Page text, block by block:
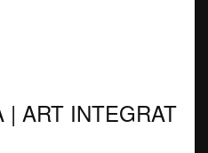
| ART INTEGRAT